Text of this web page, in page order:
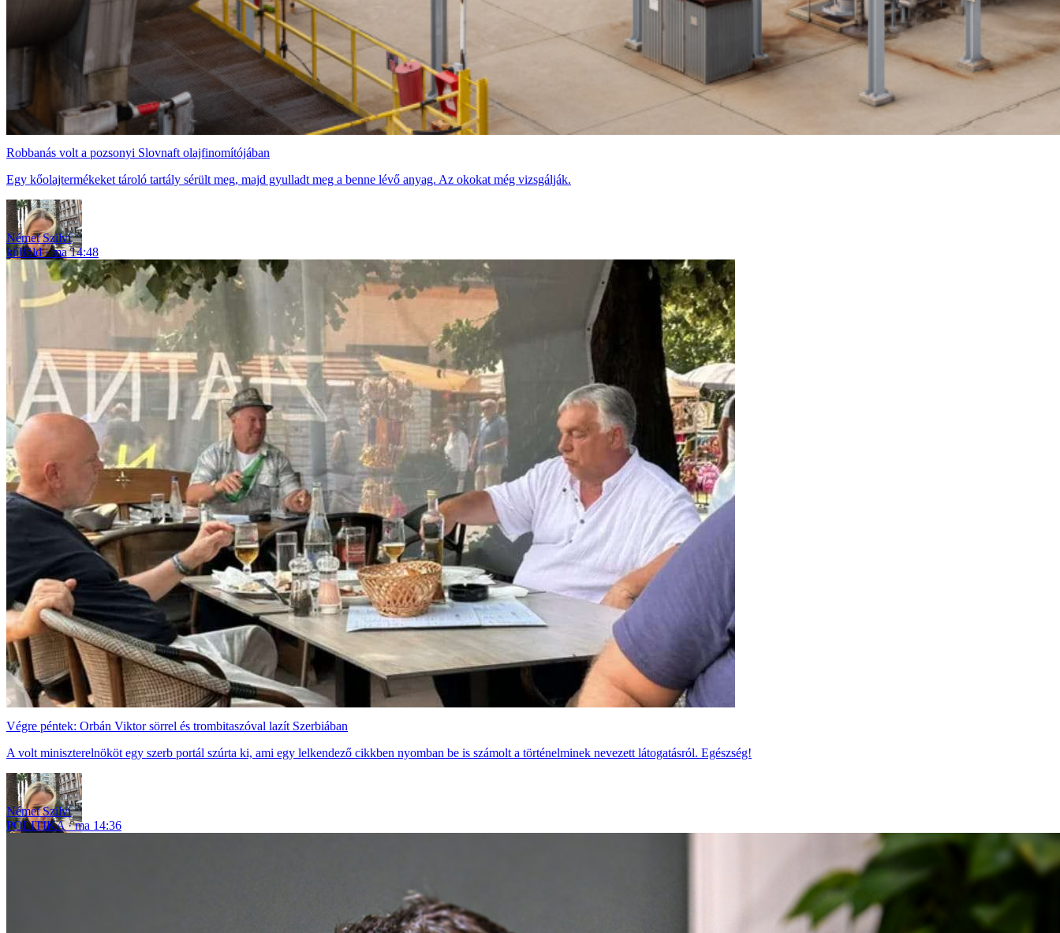
Robbanás volt a pozsonyi Slovnaft olajfinomítójában
Egy kőolajtermékeket tároló tartály sérült meg, majd gyulladt meg a benne lévő anyag. Az okokat még vizsgálják.
Német Szilvi
külföld
ma 14:48
Végre péntek: Orbán Viktor sörrel és trombitaszóval lazít Szerbiában
A volt miniszterelnököt egy szerb portál szúrta ki, ami egy lelkendező cikkben nyomban be is számolt a történelminek nevezett látogatásról. Egészség!
Német Szilvi
POLITIKA
ma 14:36